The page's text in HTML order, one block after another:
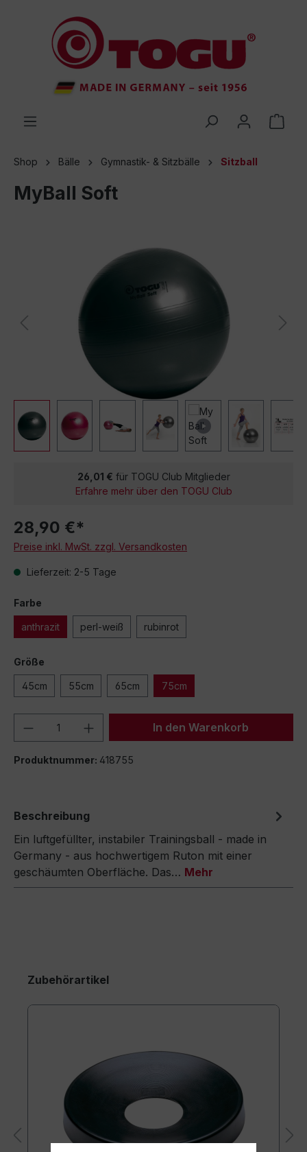
springen
Shop Bälle Gymnastik- & Sitzbälle Sitzball
MyBall Soft
26,01 € für TOGU Club Mitglieder
Erfahre mehr über den TOGU Club
28,90 €*
Preise inkl. MwSt. zzgl. Versandkosten
Lieferzeit: 2-5 Tage
Farbe
anthrazit perl-weiß rubinrot
Größe
45cm 55cm 65cm 75cm
Produkt Anzahl: Gib denIn den Warenkorb
Produktnummer: 418755
Beschreibung
Ein luftgefüllter, instabiler Trainingsball - made in
Germany - aus hochwertigem Ruton mit einer
geschäumten Oberfläche. Das… Mehr
Zubehörartikel